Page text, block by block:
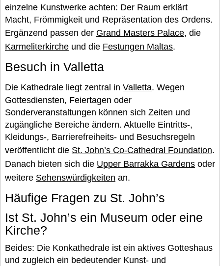
einzelne Kunstwerke achten: Der Raum erklärt
Macht, Frömmigkeit und Repräsentation des Ordens.
Ergänzend passen der Grand Masters Palace, die
Karmeliterkirche und die Festungen Maltas.
Besuch in Valletta
Die Kathedrale liegt zentral in Valletta. Wegen
Gottesdiensten, Feiertagen oder
Sonderveranstaltungen können sich Zeiten und
zugängliche Bereiche ändern. Aktuelle Eintritts-,
Kleidungs-, Barrierefreiheits- und Besuchsregeln
veröffentlicht die St. John’s Co-Cathedral Foundation.
Danach bieten sich die Upper Barrakka Gardens oder
weitere Sehenswürdigkeiten an.
Häufige Fragen zu St. John’s
Ist St. John’s ein Museum oder eine
Kirche?
Beides: Die Konkathedrale ist ein aktives Gotteshaus
und zugleich ein bedeutender Kunst- und